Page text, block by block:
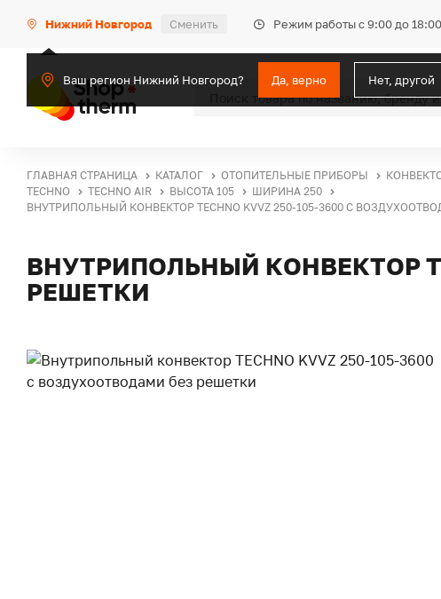
Нижний Новгород Сменить Режим работы с 9:00 до
Ваш регион Нижний Новгород? Да, верно Нет, другой
ГЛАВНАЯ СТРАНИЦА КАТАЛОГ ОТОПИТЕЛЬНЫЕ ПРИБОРЫ
TECHNO
TECHNO AIR ВЫСОТА 105
ШИРИНА 250
ВНУТРИПОЛЬНЫЙ КОНВЕКТОР TECHNO KVVZ 250-105-3600 С
ВНУТРИПОЛЬНЫЙ КОНВЕКТОР
РЕШЕТКИ